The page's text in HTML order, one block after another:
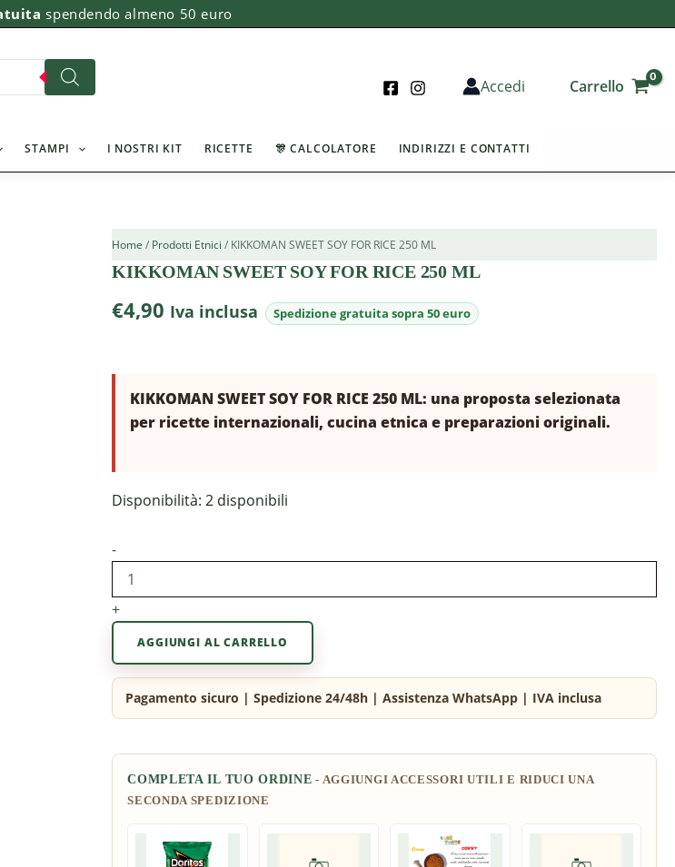
spendendo almeno 50 euro
Accedi Carrello
STAMPI I NOSTRI KIT RICETTE 🎊 CALCOLATORE INDIRIZZI E CONTATTI
Home / Prodotti Etnici / KIKKOMAN SWEET SOY FOR RICE 250 ML
KIKKOMAN SWEET SOY FOR RICE 250 ML
€4,90 Iva inclusa
KIKKOMAN SWEET SOY FOR RICE 250 ML: una proposta selezionata
per ricette internazionali, cucina etnica e preparazioni originali.
Disponibilità: 2 disponibili
-
KIKKOMAN
SWEET
+
AGGIUNGI AL CARRELLO
COMPLETA IL TUO ORDINE